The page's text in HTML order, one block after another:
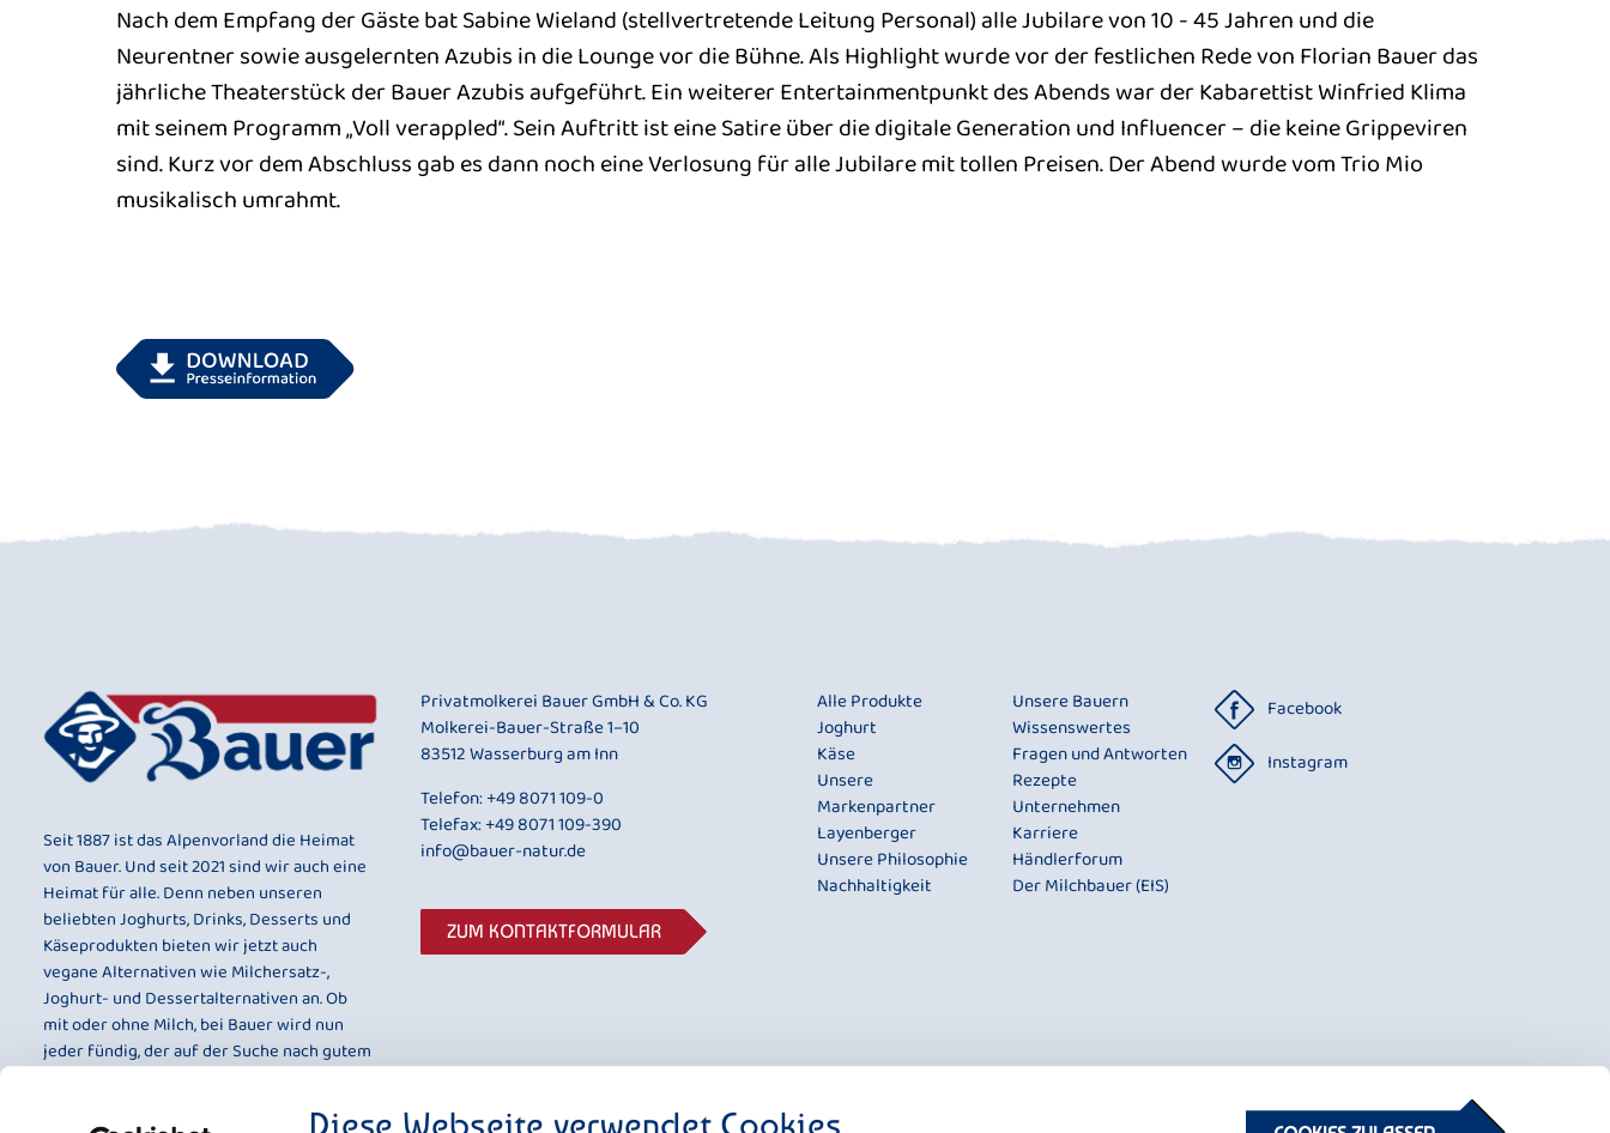
Diese Webseite verwendet Cookies
Nach dem Empfang der Gäste bat Sabine Wieland (stellvertretende Leitung Personal) alle Jubilare von 10 - 45 Jahren und die
Neurentner sowie ausgelernten Azubis in die Lounge vor die Bühne. Als Highlight wurde vor der festlichen Rede von Florian Bauer das
jährliche Theaterstück der Bauer Azubis aufgeführt. Ein weiterer Entertainmentpunkt des Abends war der Kabarettist Winfried Klima
mit seinem Programm „Voll verappled“. Sein Auftritt ist eine Satire über die digitale Generation und Influencer – die keine Grippeviren
sind. Kurz vor dem Abschluss gab es dann noch eine Verlosung für alle Jubilare mit tollen Preisen. Der Abend wurde vom Trio Mio
musikalisch umrahmt.
Seit 1887 ist das Alpenvorland die Heimat
von Bauer. Und seit 2021 sind wir auch eine
Heimat für alle. Denn neben unseren
beliebten Joghurts, Drinks, Desserts und
Käseprodukten bieten wir jetzt auch
vegane Alternativen wie Milchersatz-,
Joghurt- und Dessertalternativen an. Ob
mit oder ohne Milch, bei Bauer wird nun
jeder fündig, der auf der Suche nach gutem
Privatmolkerei Bauer GmbH & Co. KG
Molkerei-Bauer-Straße 1–10
83512 Wasserburg am Inn
Telefon:+49 8071 109-0
Telefax: +49 8071 109-390
info@bauer-natur.de
ZUM KONTAKTFORMULAR
Alle Produkte
Joghurt
Käse
Unsere
Markenpartner
Layenberger
Unsere Philosophie
Nachhaltigkeit
Unsere Bauern
Wissenswertes
Fragen und Antworten
Rezepte
Unternehmen
Karriere
Händlerforum
Der Milchbauer (EIS)
Facebook
Instagram